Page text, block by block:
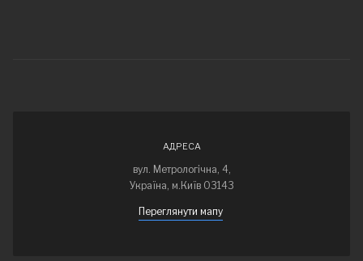
АДРЕСА
вул. Метрологічна, 4,
Україна, м.Київ 03143
Переглянути мапу